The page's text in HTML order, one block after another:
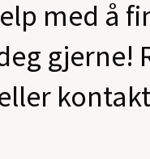
med å
gjerne!